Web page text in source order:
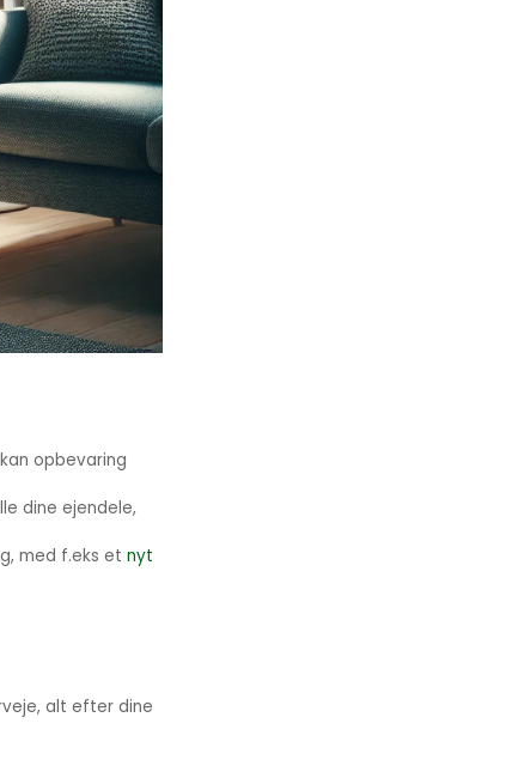
opbevaring
dine ejendele,
med f.eks et nyt
alt efter dine